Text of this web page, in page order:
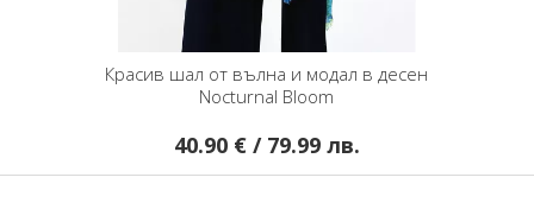
Красив шал от вълна и модал в десен
Nocturnal Bloom
40.90 € / 79.99 лв.